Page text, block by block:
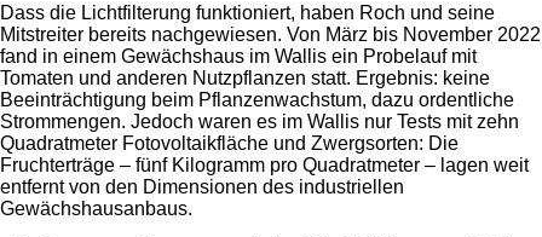
Dass die Lichtfilterung funktioniert, haben Roch und seine
Mitstreiter bereits nachgewiesen. Von März bis November 2022
fand in einem Gewächshaus im Wallis ein Probelauf mit
Tomaten und anderen Nutzpflanzen statt. Ergebnis: keine
Beeinträchtigung beim Pflanzenwachstum, dazu ordentliche
Strommengen. Jedoch waren es im Wallis nur Tests mit zehn
Quadratmeter Fotovoltaikfläche und Zwergsorten: Die
Fruchterträge – fünf Kilogramm pro Quadratmeter – lagen weit
entfernt von den Dimensionen des industriellen
Gewächshausanbaus.